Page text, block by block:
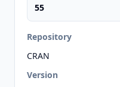
55
Repository
CRAN
Version